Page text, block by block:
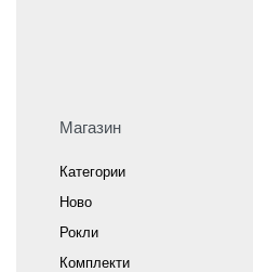
Магазин
Категории
Ново
Рокли
Комплекти